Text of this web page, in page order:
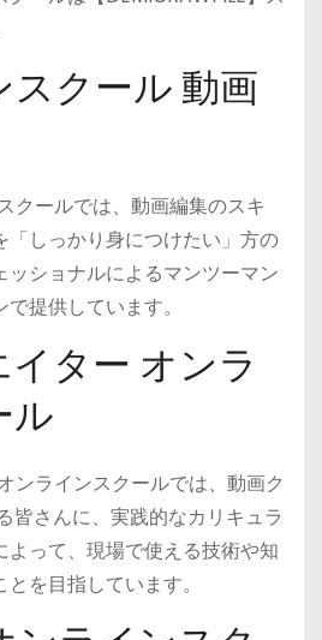
スクール 動画
クールでは、動画編集のスキ
「しっかり身につけたい」方の
ッショナルによるマンツーマン
提供しています。
ター オンラ
ル
ンラインスクールでは、動画ク
皆さんに、実践的なカリキュラ
よって、現場で使える技術や知
を目指しています。